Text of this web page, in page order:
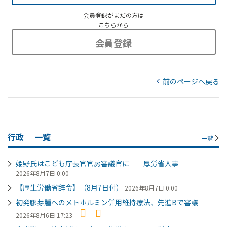
会員登録がまだの方は
こちらから
会員登録
前のページへ戻る
行政 一覧 一覧
姫野氏はこども庁長官官房審議官に 厚労省人事
2026年8月7日 0:00
【厚生労働省辞令】（8月7日付） 2026年8月7日 0:00
初発膠芽腫へのメトホルミン併用維持療法、先進Bで審議
2026年8月6日 17:23